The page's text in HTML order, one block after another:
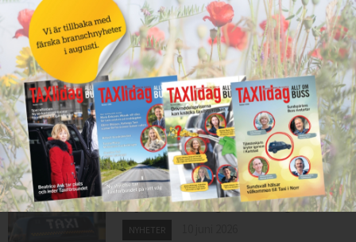
Nytt taxibolag i Borlänge
NYHETER 11 juni 2026
Taxibommar fick inte avsedd
effekt vid Lund C
NYHETER 10 juni 2026
Nytt taxibolag i Borlänge
NYHETER